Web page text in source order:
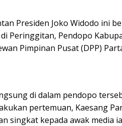
Presiden Joko Widodo ini
Peringgitan, Pendopo
Pimpinan Pusat (DPP)
di dalam pendopo
pertemuan, Kaesang
singkat kepada awak media